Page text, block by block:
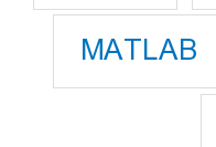
MATLAB